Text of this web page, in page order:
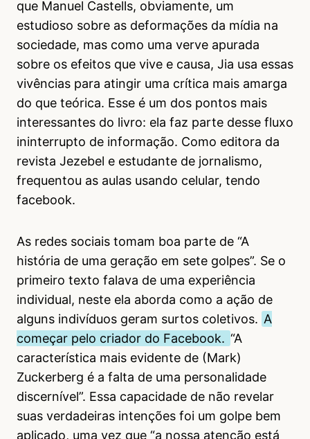
que Manuel Castells, obviamente, um
estudioso sobre as deformações da mídia na
sociedade, mas como uma verve apurada
sobre os efeitos que vive e causa, Jia usa essas
vivências para atingir uma crítica mais amarga
do que teórica. Esse é um dos pontos mais
interessantes do livro: ela faz parte desse fluxo
ininterrupto de informação. Como editora da
revista Jezebel e estudante de jornalismo,
frequentou as aulas usando celular, tendo
facebook.
As redes sociais tomam boa parte de “A
história de uma geração em sete golpes”. Se o
primeiro texto falava de uma experiência
individual, neste ela aborda como a ação de
alguns indivíduos geram surtos coletivos. A
começar pelo criador do Facebook. “A
característica mais evidente de (Mark)
Zuckerberg é a falta de uma personalidade
discernível”. Essa capacidade de não revelar
suas verdadeiras intenções foi um golpe bem
aplicado, uma vez que “a nossa atenção está